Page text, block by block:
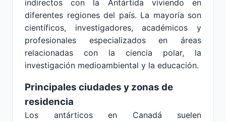
indirectos con la Antártida viviendo en
diferentes regiones del país. La mayoría son
científicos, investigadores, académicos y
profesionales especializados en áreas
relacionadas con la ciencia polar, la
investigación medioambiental y la educación.
Principales ciudades y zonas de
residencia
Los antárticos en Canadá suelen